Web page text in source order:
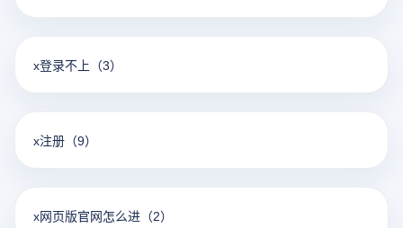
x登录不上 （3）
x注册 （9）
x网页版官网怎么进 （2）